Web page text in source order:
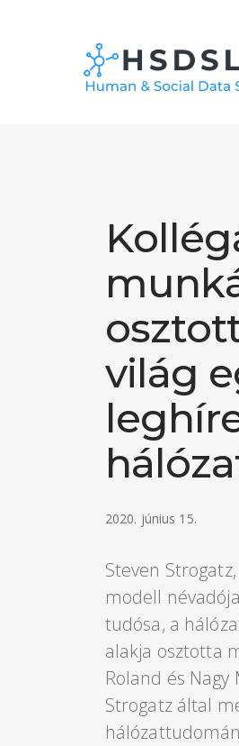
világ
2020. június 15.
Steven
modell
tudósa, a
alakja osztotta
Roland és
Strogatz által